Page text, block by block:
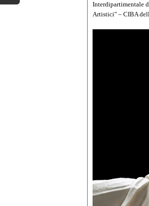
Interdipartimentale
Artistici" – CIBA